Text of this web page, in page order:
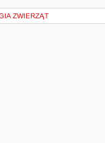
ZWIERZĄT